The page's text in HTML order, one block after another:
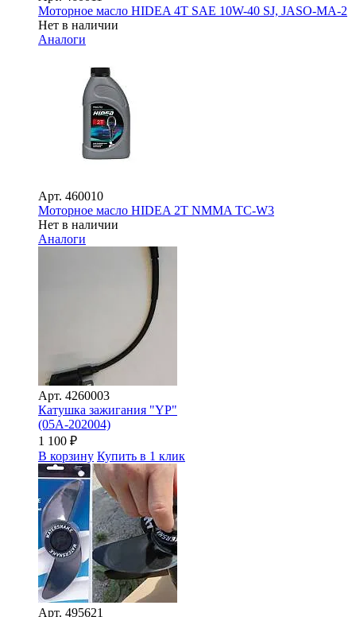
Моторное масло HIDEA 4T SAE 10W-40 SJ, JASO-MA-2
Нет в наличии
Аналоги
Арт. 460010
Моторное масло HIDEA 2T NMMA TC-W3
Нет в наличии
Аналоги
Арт. 4260003
Катушка зажигания "YP"
(05A-202004)
1 100 ₽
В корзину Купить в 1 клик
Арт. 495621